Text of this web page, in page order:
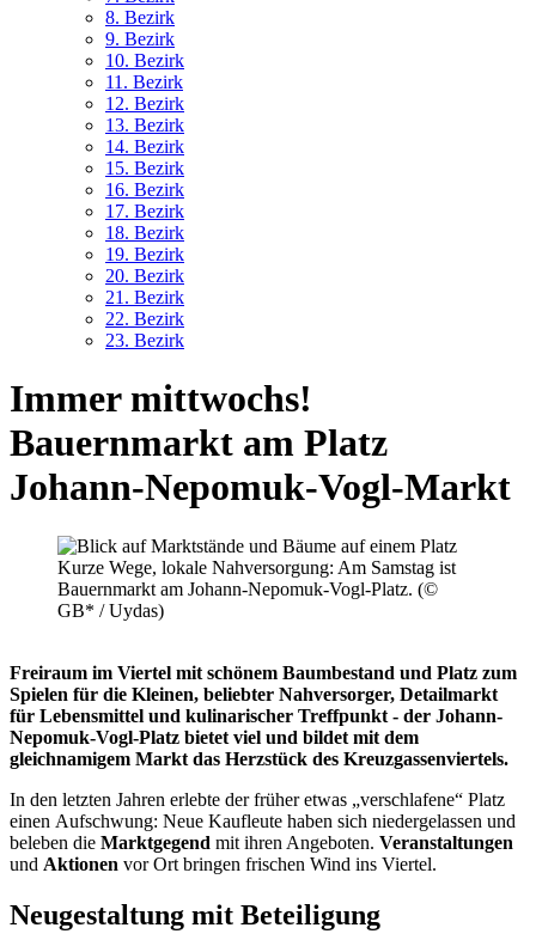
8. Bezirk
9. Bezirk
10. Bezirk
11. Bezirk
12. Bezirk
13. Bezirk
14. Bezirk
15. Bezirk
16. Bezirk
17. Bezirk
18. Bezirk
19. Bezirk
20. Bezirk
21. Bezirk
22. Bezirk
23. Bezirk
Immer mittwochs!
Bauernmarkt am Platz
Johann-Nepomuk-Vogl-Markt
Kurze Wege, lokale Nahversorgung: Am Samstag ist
Bauernmarkt am Johann-Nepomuk-Vogl-Platz. (©
GB* / Uydas)
Freiraum im Viertel mit schönem Baumbestand und Platz zum
Spielen für die Kleinen, beliebter Nahversorger, Detailmarkt
für Lebensmittel und kulinarischer Treffpunkt - der Johann-
Nepomuk-Vogl-Platz bietet viel und bildet mit dem
gleichnamigem Markt das Herzstück des Kreuzgassenviertels.
In den letzten Jahren erlebte der früher etwas „verschlafene“ Platz
einen Aufschwung: Neue Kaufleute haben sich niedergelassen und
beleben die Marktgegend mit ihren Angeboten. Veranstaltungen
und Aktionen vor Ort bringen frischen Wind ins Viertel.
Neugestaltung mit Beteiligung